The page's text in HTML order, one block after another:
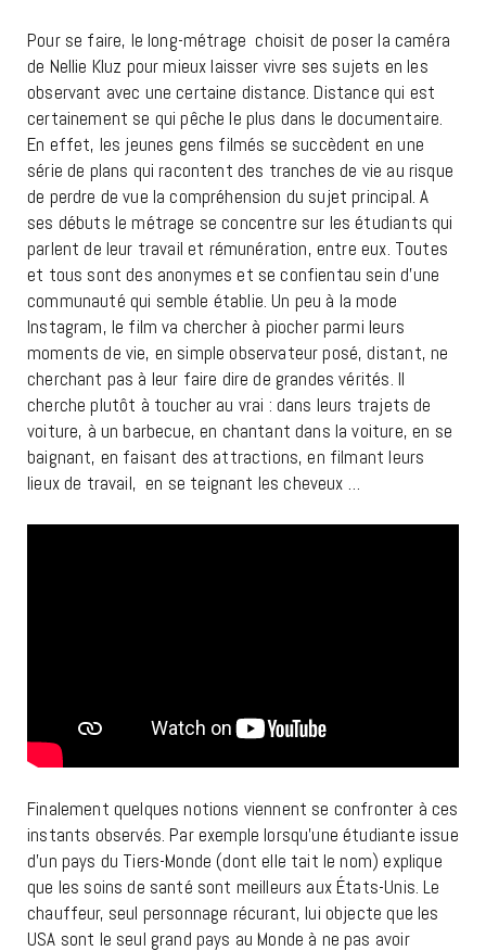
Pour se faire, le long-métrage choisit de poser la caméra
de Nellie Kluz pour mieux laisser vivre ses sujets en les
observant avec une certaine distance. Distance qui est
certainement se qui pêche le plus dans le documentaire.
En effet, les jeunes gens filmés se succèdent en une
série de plans qui racontent des tranches de vie au risque
de perdre de vue la compréhension du sujet principal. A
ses débuts le métrage se concentre sur les étudiants qui
parlent de leur travail et rémunération, entre eux. Toutes
et tous sont des anonymes et se confientau sein d’une
communauté qui semble établie. Un peu à la mode
Instagram, le film va chercher à piocher parmi leurs
moments de vie, en simple observateur posé, distant, ne
cherchant pas à leur faire dire de grandes vérités. Il
cherche plutôt à toucher au vrai : dans leurs trajets de
voiture, à un barbecue, en chantant dans la voiture, en se
baignant, en faisant des attractions, en filmant leurs
lieux de travail, en se teignant les cheveux …
Finalement quelques notions viennent se confronter à ces
instants observés. Par exemple lorsqu’une étudiante issue
d’un pays du Tiers-Monde (dont elle tait le nom) explique
que les soins de santé sont meilleurs aux États-Unis. Le
chauffeur, seul personnage récurant, lui objecte que les
USA sont le seul grand pays au Monde à ne pas avoir